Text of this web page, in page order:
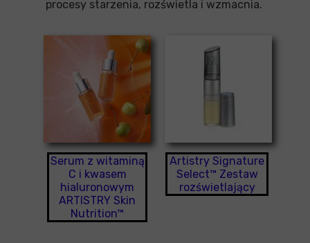
procesy starzenia, rozświetla i wzmacnia.
Serum z witaminą
C i kwasem
hialuronowym
ARTISTRY Skin
Nutrition™
Artistry Signature
Select™ Zestaw
rozświetlający